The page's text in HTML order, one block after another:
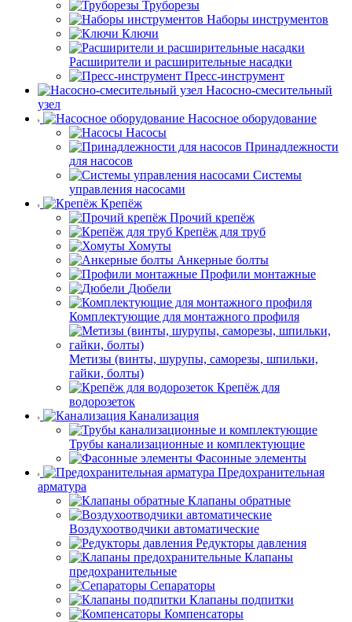
Труборезы
Наборы инструментов
Ключи
Расширители и расширительные насадки
Пресс-инструмент
Насосно-смесительный
узел
Насосное оборудование
Насосы
Принадлежности
для насосов
Системы
управления насосами
Крепёж
Прочий крепёж
Крепёж для труб
Хомуты
Анкерные болты
Профили монтажные
Дюбели
Комплектующие для монтажного профиля
Метизы (винты, шурупы, саморезы, шпильки,
гайки, болты)
Крепёж для
водорозеток
Канализация
Трубы канализационные и комплектующие
Фасонные элементы
Предохранительная
арматура
Клапаны обратные
Воздухоотводчики автоматические
Редукторы давления
Клапаны
предохранительные
Сепараторы
Клапаны подпитки
Компенсаторы